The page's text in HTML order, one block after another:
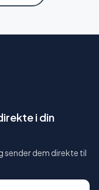
i din
sender dem direkte til